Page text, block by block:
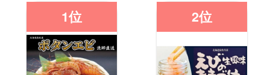
1位 2位